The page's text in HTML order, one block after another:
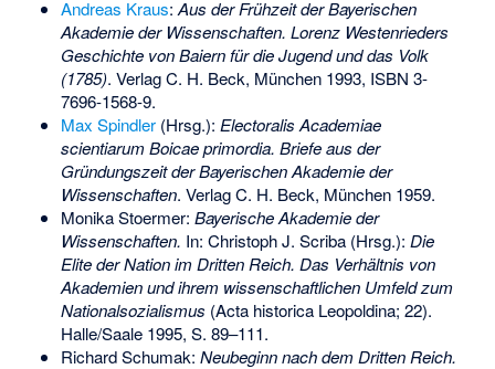
Andreas Kraus:Aus der Frühzeit der Bayerischen
Akademie der Wissenschaften. Lorenz Westenrieders
Geschichte von Baiern für die Jugend und das Volk
(1785). Verlag C. H. Beck, München 1993, ISBN 3-
7696-1568-9.
Max Spindler(Hrsg.): Electoralis Academiae
scientiarum Boicae primordia. Briefe aus der
Gründungszeit der Bayerischen Akademie der
Wissenschaften. Verlag C. H. Beck, München 1959.
Monika Stoermer: Bayerische Akademie der
Wissenschaften. In: Christoph J. Scriba(Hrsg.): Die
Elite der Nation im Dritten Reich. Das Verhältnis von
Akademien und ihrem wissenschaftlichen Umfeld zum
Nationalsozialismus (Acta historica Leopoldina; 22).
Halle/Saale 1995, S. 89–111.
Richard Schumak: Neubeginn nach dem Dritten Reich.